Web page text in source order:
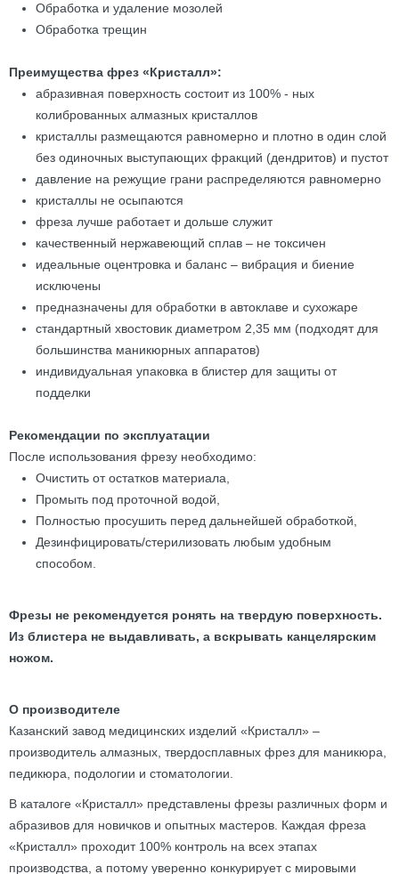
Обработка и удаление мозолей
Обработка трещин
Преимущества фрез «Кристалл»:
абразивная поверхность состоит из 100% - ных
колиброванных алмазных кристаллов
кристаллы размещаются равномерно и плотно в один слой
без одиночных выступающих фракций (дендритов) и пустот
давление на режущие грани распределяются равномерно
кристаллы не осыпаются
фреза лучше работает и дольше служит
качественный нержавеющий сплав – не токсичен
идеальные оцентровка и баланс – вибрация и биение
исключены
предназначены для обработки в автоклаве и сухожаре
стандартный хвостовик диаметром 2,35 мм (подходят для
большинства маникюрных аппаратов)
индивидуальная упаковка в блистер для защиты от
подделки
Рекомендации по эксплуатации
После использования фрезу необходимо:
Очистить от остатков материала,
Промыть под проточной водой,
Полностью просушить перед дальнейшей обработкой,
Дезинфицировать/стерилизовать любым удобным
способом.
Фрезы не рекомендуется ронять на твердую поверхность.
Из блистера не выдавливать, а вскрывать канцелярским
ножом.
О производителе
Казанский завод медицинских изделий «Кристалл» –
производитель алмазных, твердосплавных фрез для маникюра,
педикюра, подологии и стоматологии.
В каталоге «Кристалл» представлены фрезы различных форм и
абразивов для новичков и опытных мастеров. Каждая фреза
«Кристалл» проходит 100% контроль на всех этапах
производства, а потому уверенно конкурирует с мировыми